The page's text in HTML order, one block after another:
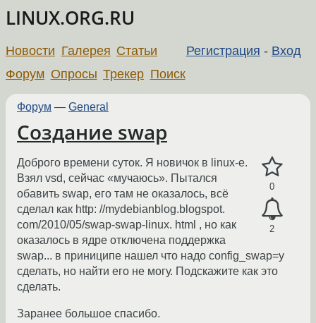
LINUX.ORG.RU
Регистрация - Вход
Новости Галерея Статьи
Форум Опросы Трекер Поиск
Форум — General
Cоздание swap
0
2
Доброго времени суток. Я новичок в linux-e.
Взял vsd, сейчас «мучаюсь». Пытался
обавить swap, его там не оказалось, всё
сделал как http: //mydebianblog.blogspot.
com/2010/05/swap-swap-linux. html , но как
оказалось в ядре отключена поддержка
swap... в приниципе нашел что надо config_swap=y
сделать, но найти его не могу. Подскажите как это
сделать.
Заранее большое спасибо.